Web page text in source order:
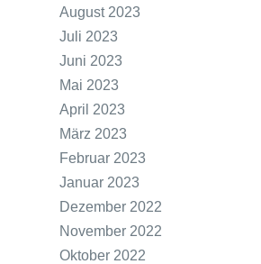
August 2023
Juli 2023
Juni 2023
Mai 2023
April 2023
März 2023
Februar 2023
Januar 2023
Dezember 2022
November 2022
Oktober 2022